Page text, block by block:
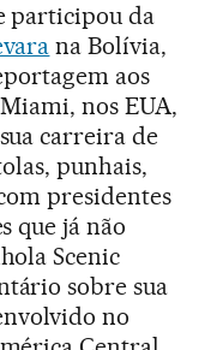
participou da
na Bolívia,
aos
Miami, nos EUA,
carreira de
punhais,
presidentes
que já não
Scenic
sobre sua
no